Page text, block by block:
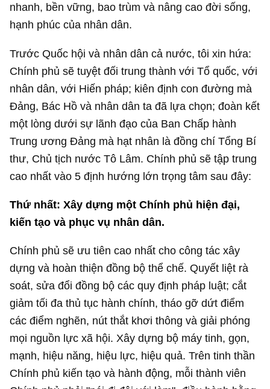
nhanh, bền vững, bao trùm và nâng cao đời sống,
hạnh phúc của nhân dân.
Trước Quốc hội và nhân dân cả nước, tôi xin hứa:
Chính phủ sẽ tuyệt đối trung thành với Tổ quốc, với
nhân dân, với Hiến pháp; kiên định con đường mà
Đảng, Bác Hồ và nhân dân ta đã lựa chọn; đoàn kết
một lòng dưới sự lãnh đạo của Ban Chấp hành
Trung ương Đảng mà hạt nhân là đồng chí Tổng Bí
thư, Chủ tịch nước Tô Lâm. Chính phủ sẽ tập trung
cao nhất vào 5 định hướng lớn trọng tâm sau đây:
Thứ nhất: Xây dựng một Chính phủ hiện đại,
kiến tạo và phục vụ nhân dân.
Chính phủ sẽ ưu tiên cao nhất cho công tác xây
dựng và hoàn thiện đồng bộ thể chế. Quyết liệt rà
soát, sửa đổi đồng bộ các quy định pháp luật; cắt
giảm tối đa thủ tục hành chính, tháo gỡ dứt điểm
các điểm nghẽn, nút thắt khơi thông và giải phóng
mọi nguồn lực xã hội. Xây dựng bộ máy tinh, gọn,
mạnh, hiệu năng, hiệu lực, hiệu quả. Trên tinh thần
Chính phủ kiến tạo và hành động, mỗi thành viên